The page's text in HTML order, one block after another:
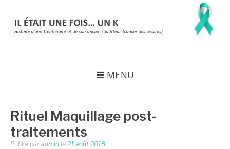
contenu
IL ÉTAIT UNE FOIS…
UN K
ovaires) => en rémission
MENU
Rituel Maquillage post-
traitements
Publié par admin le 21 août 2018